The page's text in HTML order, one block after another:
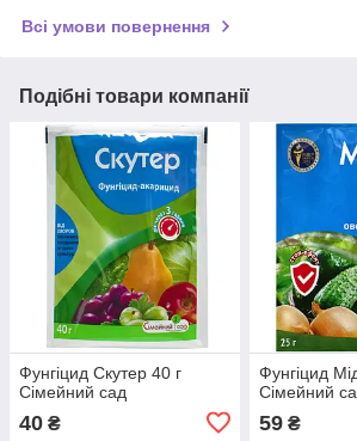
Всі умови повернення
Подібні товари компанії
Фунгіцид Скутер 40 г
Сімейний сад
40 ₴
Фунгіцид
Сімейний
59₴